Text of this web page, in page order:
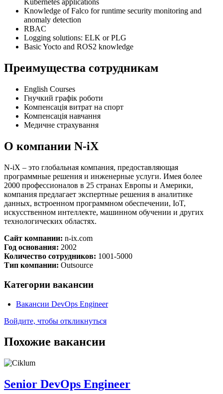
Kubernetes applications
Knowledge of Falco for runtime security monitoring and
anomaly detection
RBAC
Logging solutions: ELK or PLG
Basic Yocto and ROS2 knowledge
Преимущества сотрудникам
English Courses
Гнучкий графік роботи
Компенсація витрат на спорт
Компенсація навчання
Медичне страхування
О компании N-iX
N-iX – это глобальная компания, предоставляющая
программные решения и инженерные услуги. Имея более
2000 профессионалов в 25 странах Европы и Америки,
компания предлагает экспертные решения в аналитике
данных, встроенном программном обеспечении, IoT,
искусственном интеллекте, машинном обучении и других
технологических областях.
Сайт компании: n-ix.com
Год основания: 2002
Количество сотрудников: 1001-5000
Тип компании: Outsource
Категории вакансии
Вакансии DevOps Engineer
Войдите, чтобы откликнуться
Похожие вакансии
Senior DevOps Engineer